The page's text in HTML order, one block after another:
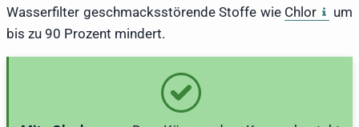
Wasserfilter geschmacksstörende Stoffe wie Chlor
um
bis zu 90 Prozent mindert.